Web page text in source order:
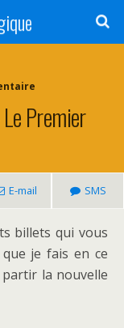
Premier
E-mail SMS
billets qui vous
je fais en ce
la nouvelle